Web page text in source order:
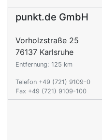
punkt.de GmbH
Vorholzstraße 25
76137 Karlsruhe
Entfernung: 125 km
Telefon +49 (721) 9109-0
Fax +49 (721) 9109-100